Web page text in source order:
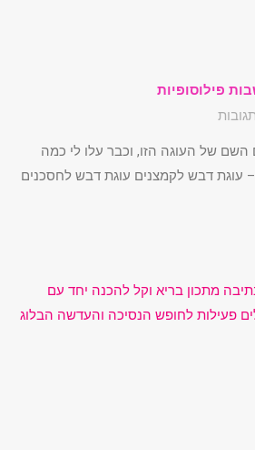
פילוסופיות
של העוגה הזו, וכבר עלו לי כמה
עוגת דבש לקמצנים עוגת דבש לחסכנים